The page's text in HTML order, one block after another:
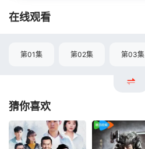
在线观看
第01集 第02集 第03集
猜你喜欢